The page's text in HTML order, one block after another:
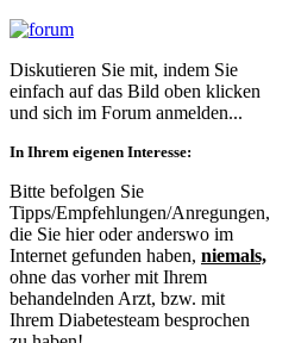
Diskutieren Sie mit, indem Sie
einfach auf das Bild oben klicken
und sich im Forum anmelden...
In Ihrem eigenen Interesse:
Bitte befolgen Sie
Tipps/Empfehlungen/Anregungen,
die Sie hier oder anderswo im
Internet gefunden haben, niemals,
ohne das vorher mit Ihrem
behandelnden Arzt, bzw. mit
Ihrem Diabetesteam besprochen